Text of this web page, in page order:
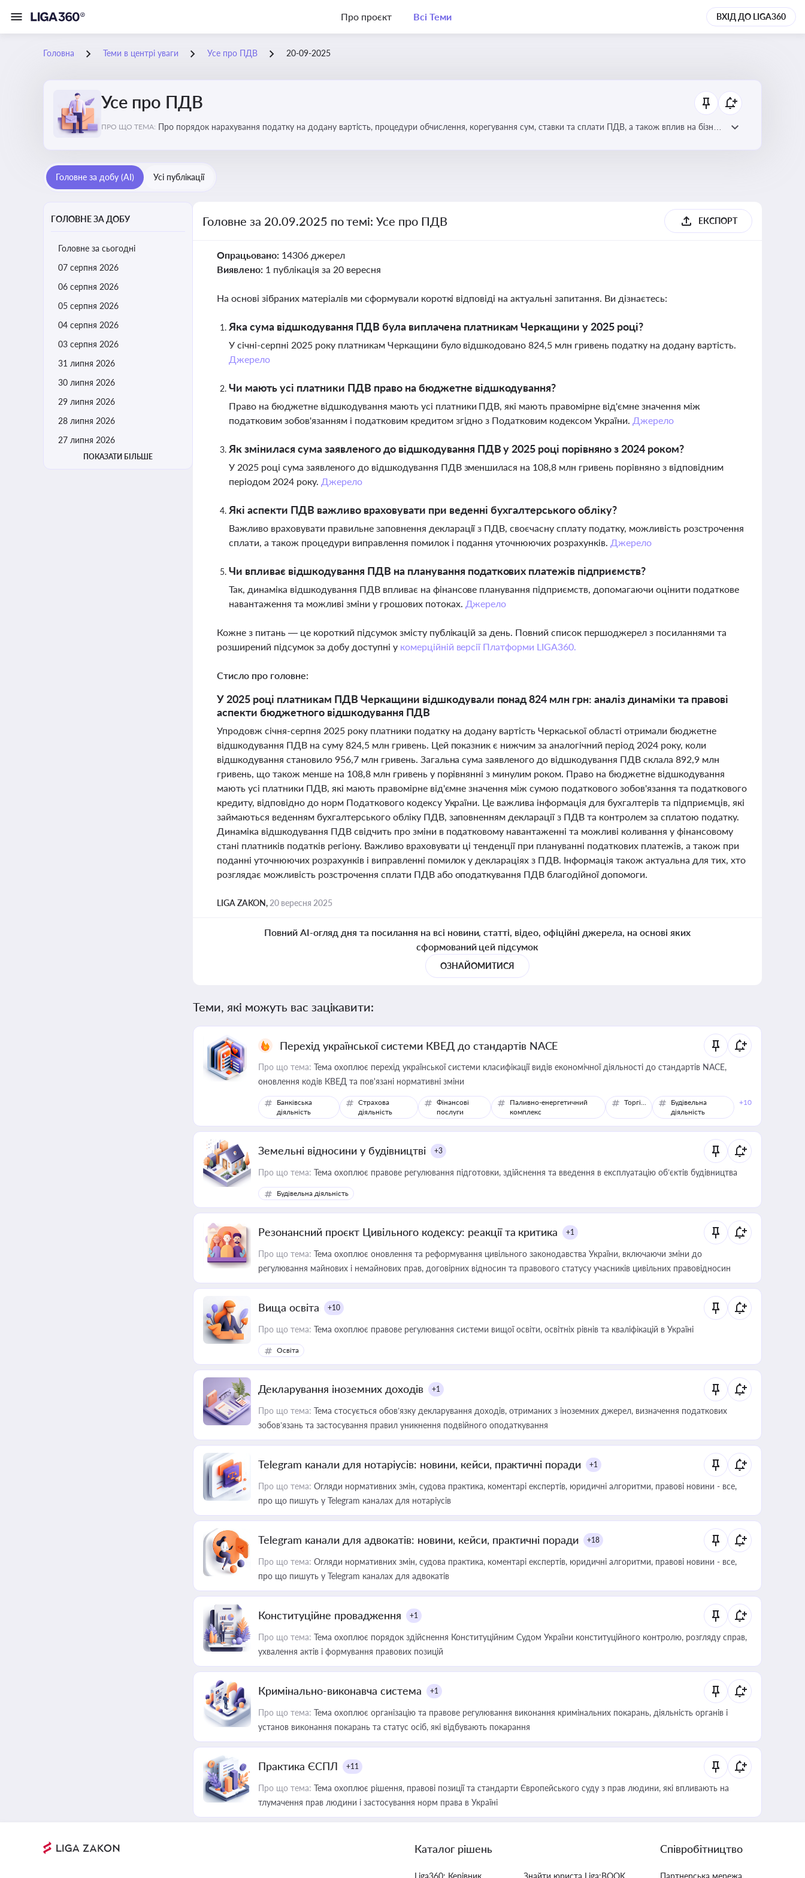
Про проєкт Всі Теми ВХІД ДО LIGA360
Головна Теми в центрі уваги Усе про ПДВ 20-09-2025
Усе про ПДВ
ПРО ЩО ТЕМА: Про порядок нарахування податку на додану вартість, процедури обчислення, корегування сум, ставки та сплати ПДВ, а також вплив на бізнес
Головне за добу (AI) Усі публікації
ГОЛОВНЕ ЗА ДОБУ
Головне за сьогодні
07 серпня 2026
06 серпня 2026
05 серпня 2026
04 серпня 2026
03 серпня 2026
31 липня 2026
30 липня 2026
29 липня 2026
28 липня 2026
27 липня 2026
ПОКАЗАТИ БІЛЬШЕ
Головне за 20.09.2025 по темі: Усе про ПДВ ЕКСПОРТ
Опрацьовано: 14306 джерел
Виявлено: 1 публікація за 20 вересня
На основі зібраних матеріалів ми сформували короткі відповіді на актуальні запитання. Ви дізнаєтесь:
Яка сума відшкодування ПДВ була виплачена платникам Черкащини у 2025 році?
У січні-серпні 2025 року платникам Черкащини було відшкодовано 824,5 млн гривень податку на додану вартість.
Джерело
Чи мають усі платники ПДВ право на бюджетне відшкодування?
Право на бюджетне відшкодування мають усі платники ПДВ, які мають правомірне від'ємне значення між
податковим зобов'язанням і податковим кредитом згідно з Податковим кодексом України. Джерело
Як змінилася сума заявленого до відшкодування ПДВ у 2025 році порівняно з 2024 роком?
У 2025 році сума заявленого до відшкодування ПДВ зменшилася на 108,8 млн гривень порівняно з відповідним
періодом 2024 року. Джерело
Які аспекти ПДВ важливо враховувати при веденні бухгалтерського обліку?
Важливо враховувати правильне заповнення декларації з ПДВ, своєчасну сплату податку, можливість розстрочення
сплати, а також процедури виправлення помилок і подання уточнюючих розрахунків. Джерело
Чи впливає відшкодування ПДВ на планування податкових платежів підприємств?
Так, динаміка відшкодування ПДВ впливає на фінансове планування підприємств, допомагаючи оцінити податкове
навантаження та можливі зміни у грошових потоках. Джерело
Кожне з питань — це короткий підсумок змісту публікацій за день. Повний список першоджерел з посиланнями та
розширений підсумок за добу доступні у комерційній версії Платформи LIGA360.
Стисло про головне:
У 2025 році платникам ПДВ Черкащини відшкодували понад 824 млн грн: аналіз динаміки та правові
аспекти бюджетного відшкодування ПДВ
Упродовж січня-серпня 2025 року платники податку на додану вартість Черкаської області отримали бюджетне
відшкодування ПДВ на суму 824,5 млн гривень. Цей показник є нижчим за аналогічний період 2024 року, коли
відшкодування становило 956,7 млн гривень. Загальна сума заявленого до відшкодування ПДВ склала 892,9 млн
гривень, що також менше на 108,8 млн гривень у порівнянні з минулим роком. Право на бюджетне відшкодування
мають усі платники ПДВ, які мають правомірне від'ємне значення між сумою податкового зобов'язання та податкового
кредиту, відповідно до норм Податкового кодексу України. Це важлива інформація для бухгалтерів та підприємців, які
займаються веденням бухгалтерського обліку ПДВ, заповненням декларації з ПДВ та контролем за сплатою податку.
Динаміка відшкодування ПДВ свідчить про зміни в податковому навантаженні та можливі коливання у фінансовому
стані платників податків регіону. Важливо враховувати ці тенденції при плануванні податкових платежів, а також при
поданні уточнюючих розрахунків і виправленні помилок у деклараціях з ПДВ. Інформація також актуальна для тих, хто
розглядає можливість розстрочення сплати ПДВ або оподаткування ПДВ благодійної допомоги.
LIGA ZAKON, 20 вересня 2025
Повний AI-огляд дня та посилання на всі новини, статті, відео, офіційні джерела, на основі яких
сформований цей підсумок
ОЗНАЙОМИТИСЯ
Теми, які можуть вас зацікавити:
Перехід української системи КВЕД до стандартів NACE
Про що тема: Тема охоплює перехід української системи класифікації видів економічної діяльності до стандартів NACE,
оновлення кодів КВЕД та пов'язані нормативні зміни
Банківська
діяльність
Страхова
діяльність
Фінансові
послуги
Паливно-енергетичний
комплекс
Торгівля
Будівельна
діяльність
+10
Земельні відносини у будівництві +3
Про що тема: Тема охоплює правове регулювання підготовки, здійснення та введення в експлуатацію об’єктів будівництва
Будівельна діяльність
Резонансний проєкт Цивільного кодексу: реакції та критика +1
Про що тема: Тема охоплює оновлення та реформування цивільного законодавства України, включаючи зміни до
регулювання майнових і немайнових прав, договірних відносин та правового статусу учасників цивільних правовідносин
Вища освіта +10
Про що тема: Тема охоплює правове регулювання системи вищої освіти, освітніх рівнів та кваліфікацій в Україні
Освіта
Декларування іноземних доходів +1
Про що тема: Тема стосується обов’язку декларування доходів, отриманих з іноземних джерел, визначення податкових
зобов’язань та застосування правил уникнення подвійного оподаткування
Telegram канали для нотаріусів: новини, кейси, практичні поради +1
Про що тема: Огляди нормативних змін, судова практика, коментарі експертів, юридичні алгоритми, правові новини - все,
про що пишуть у Telegram каналах для нотаріусів
Telegram канали для адвокатів: новини, кейси, практичні поради +18
Про що тема: Огляди нормативних змін, судова практика, коментарі експертів, юридичні алгоритми, правові новини - все,
про що пишуть у Telegram каналах для адвокатів
Конституційне провадження +1
Про що тема: Тема охоплює порядок здійснення Конституційним Судом України конституційного контролю, розгляду справ,
ухвалення актів і формування правових позицій
Кримінально-виконавча система +1
Про що тема: Тема охоплює організацію та правове регулювання виконання кримінальних покарань, діяльність органів і
установ виконання покарань та статус осіб, які відбувають покарання
Практика ЄСПЛ +11
Про що тема: Тема охоплює рішення, правові позиції та стандарти Європейського суду з прав людини, які впливають на
тлумачення прав людини і застосування норм права в Україні
Каталог рішень
Liga360: Керівник Знайти юриста Liga:BOOK
Співробітництво
Партнерська мережа